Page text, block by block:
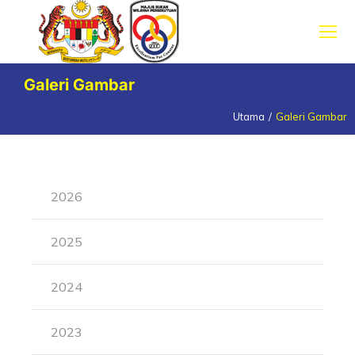
Galeri Gambar
Utama Galeri Gambar
2026
2025
2024
2023